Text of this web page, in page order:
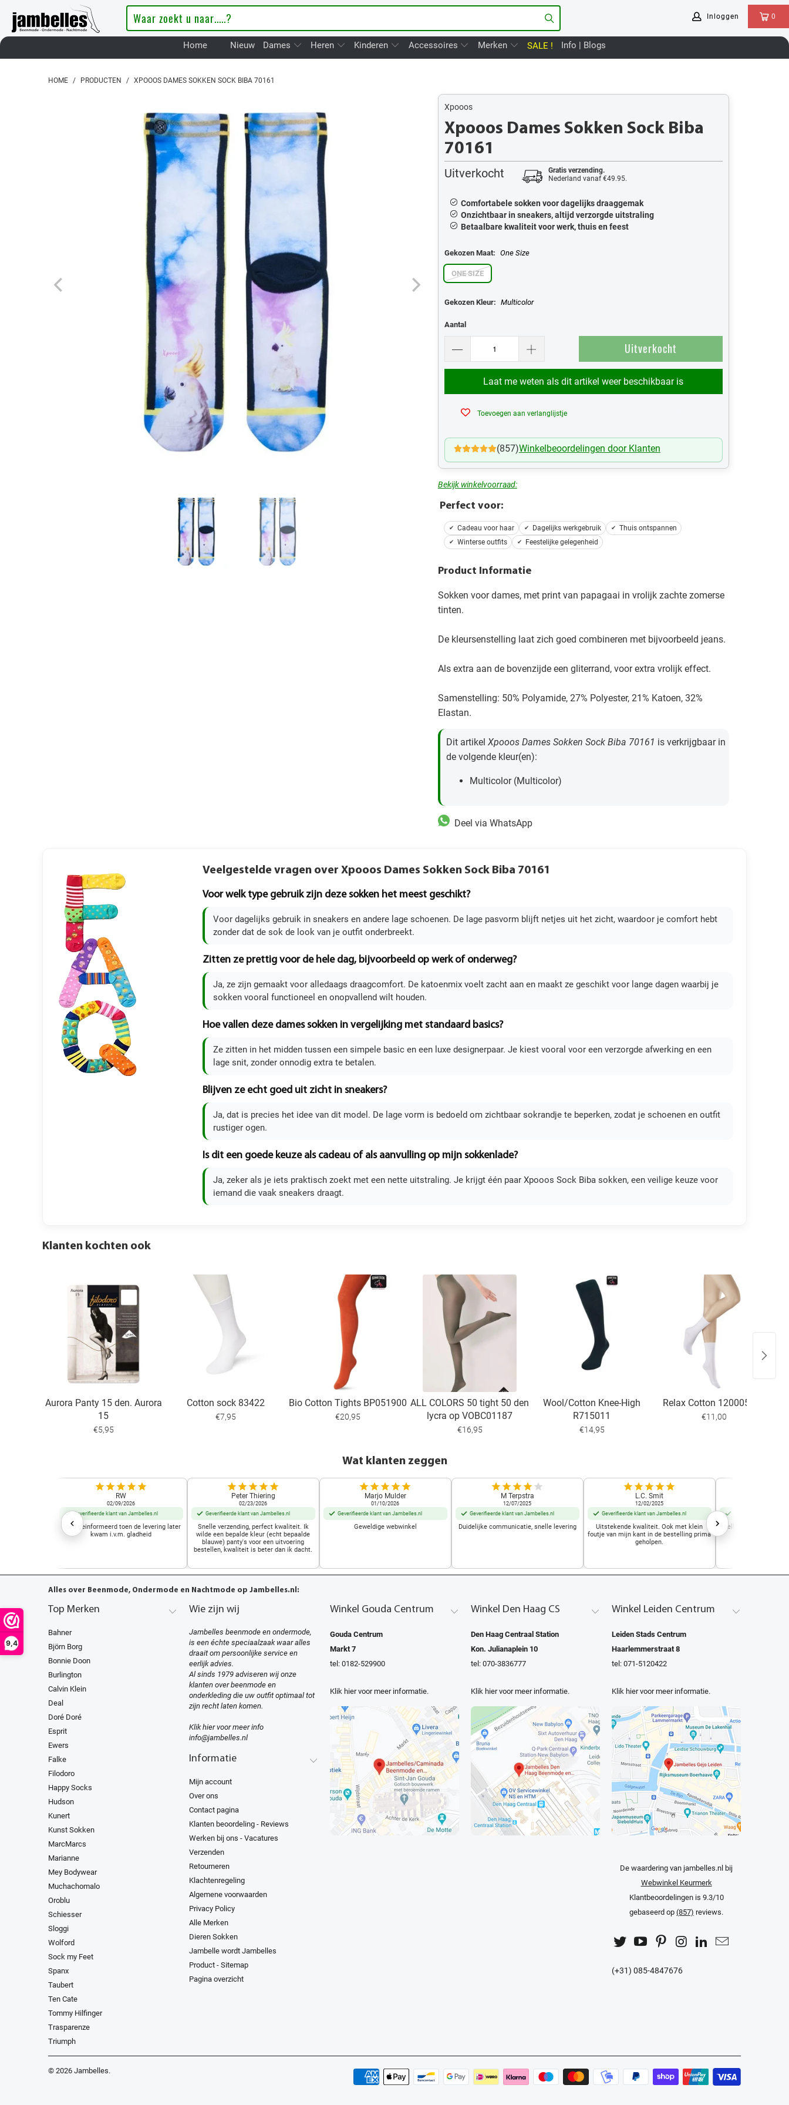
9,4
0
Inloggen
Home Nieuw Dames Heren Kinderen Accessoires Merken SALE ! Info | Blogs
HOME / PRODUCTEN / XPOOOS DAMES SOKKEN SOCK BIBA 70161
Xpooos
Xpooos Dames Sokken Sock Biba
70161
Uitverkocht
Gratis verzending.
Nederland vanaf €49.95.
Comfortabele sokken voor dagelijks draaggemak
Onzichtbaar in sneakers, altijd verzorgde uitstraling
Betaalbare kwaliteit voor werk, thuis en feest
Gekozen Maat: One Size
ONE SIZE
Gekozen Kleur: Multicolor
Aantal
Uitverkocht
Laat me weten als dit artikel weer beschikbaar is
Toevoegen aan verlanglijstje
(857)Winkelbeoordelingen door Klanten
Bekijk winkelvoorraad:
Perfect voor:
Cadeau voor haar Dagelijks werkgebruik
Thuis ontspannen
Winterse outfits
Feestelijke gelegenheid
Product Informatie
Sokken voor dames, met print van papagaai in vrolijk zachte zomerse
tinten.
De kleursenstelling laat zich goed combineren met bijvoorbeeld jeans.
Als extra aan de bovenzijde een gliterrand, voor extra vrolijk effect.
Samenstelling: 50% Polyamide, 27% Polyester, 21% Katoen, 32%
Elastan.
Dit artikel Xpooos Dames Sokken Sock Biba 70161 is verkrijgbaar in
de volgende kleur(en):
Multicolor (Multicolor)
Deel via WhatsApp
Veelgestelde vragen over Xpooos Dames Sokken Sock Biba 70161
Voor welk type gebruik zijn deze sokken het meest geschikt?
Voor dagelijks gebruik in sneakers en andere lage schoenen. De lage pasvorm blijft netjes uit het zicht, waardoor je comfort hebt
zonder dat de sok de look van je outfit onderbreekt.
Zitten ze prettig voor de hele dag, bijvoorbeeld op werk of onderweg?
Ja, ze zijn gemaakt voor alledaags draagcomfort. De katoenmix voelt zacht aan en maakt ze geschikt voor lange dagen waarbij je
sokken vooral functioneel en onopvallend wilt houden.
Hoe vallen deze dames sokken in vergelijking met standaard basics?
Ze zitten in het midden tussen een simpele basic en een luxe designerpaar. Je kiest vooral voor een verzorgde afwerking en een
lage snit, zonder onnodig extra te betalen.
Blijven ze echt goed uit zicht in sneakers?
Ja, dat is precies het idee van dit model. De lage vorm is bedoeld om zichtbaar sokrandje te beperken, zodat je schoenen en outfit
rustiger ogen.
Is dit een goede keuze als cadeau of als aanvulling op mijn sokkenlade?
Ja, zeker als je iets praktisch zoekt met een nette uitstraling. Je krijgt één paar Xpooos Sock Biba sokken, een veilige keuze voor
iemand die vaak sneakers draagt.
Klanten kochten ook
Aurora Panty 15 den. Aurora
15
€5,95
Cotton sock 83422
€7,95
Bio Cotton Tights BP051900
€20,95
ALL COLORS 50 tight 50 den
lycra op VOBC01187
€16,95
Wool/Cotton Knee-High
R715011
€14,95
Relax Cotton 120005120
€11,00
Wat klanten zeggen
RW
02/09/2026
Geverifieerde klant van Jambelles.nl
Goed geinformeerd toen de levering later
kwam i.v.m. gladheid
Peter Thiering
02/23/2026
Geverifieerde klant van Jambelles.nl
Snelle verzending, perfect kwaliteit. Ik
wilde een bepalde kleur (echt bepaalde
blauwe) panty's voor een uitvoering
bestellen, kwaliteit is beter dan ik dacht.
Marjo Mulder
01/10/2026
Geverifieerde klant van Jambelles.nl
Geweldige webwinkel
M Terpstra
12/07/2025
Geverifieerde klant van Jambelles.nl
Duidelijke communicatie, snelle levering
L.C. Smit
12/02/2025
Geverifieerde klant van Jambelles.nl
Uitstekende kwaliteit. Ook met klein
foutje van mijn kant in de bestelling prima
geholpen.
snelle leering
Alles over Beenmode, Ondermode en Nachtmode op Jambelles.nl:
Top Merken
Bahner
Björn Borg
Bonnie Doon
Burlington
Calvin Klein
Deal
Doré Doré
Esprit
Ewers
Falke
Filodoro
Happy Socks
Hudson
Kunert
Kunst Sokken
MarcMarcs
Marianne
Mey Bodywear
Muchachomalo
Oroblu
Schiesser
Sloggi
Wolford
Sock my Feet
Spanx
Taubert
Ten Cate
Tommy Hilfinger
Trasparenze
Triumph
Wie zijn wij
Jambelles beenmode en ondermode,
is een échte speciaalzaak waar alles
draait om persoonlijke service en
eerlijk advies.
Al sinds 1979 adviseren wij onze
klanten over beenmode en
onderkleding die uw outfit optimaal tot
zijn recht laten komen.
Klik hier voor meer info
info@jambelles.nl
Informatie
Mijn account
Over ons
Contact pagina
Klanten beoordeling - Reviews
Werken bij ons - Vacatures
Verzenden
Retourneren
Klachtenregeling
Algemene voorwaarden
Privacy Policy
Alle Merken
Dieren Sokken
Jambelle wordt Jambelles
Product - Sitemap
Pagina overzicht
Winkel Gouda Centrum
Gouda Centrum
Markt 7
tel: 0182-529900
Klik hier voor meer informatie.
Winkel Den Haag CS
Den Haag Centraal Station
Kon. Julianaplein 10
tel: 070-3836777
Klik hier voor meer informatie.
Winkel Leiden Centrum
Leiden Stads Centrum
Haarlemmerstraat 8
tel: 071-5120422
Klik hier voor meer informatie.
De waardering van jambelles.nl bij
Webwinkel Keurmerk
Klantbeoordelingenis 9.3/10
gebaseerd op (857) reviews.
(+31) 085-4847676
© 2026 Jambelles.